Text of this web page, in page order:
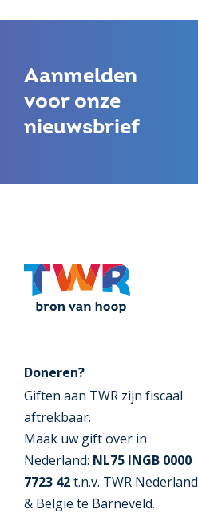
Aanmelden
voor onze
nieuwsbrief
Doneren?
Giften aan TWR zijn fiscaal
aftrekbaar.
Maak uw gift over in
Nederland: NL75 INGB 0000
7723 42t.n.v. TWR Nederland
& België te Barneveld.